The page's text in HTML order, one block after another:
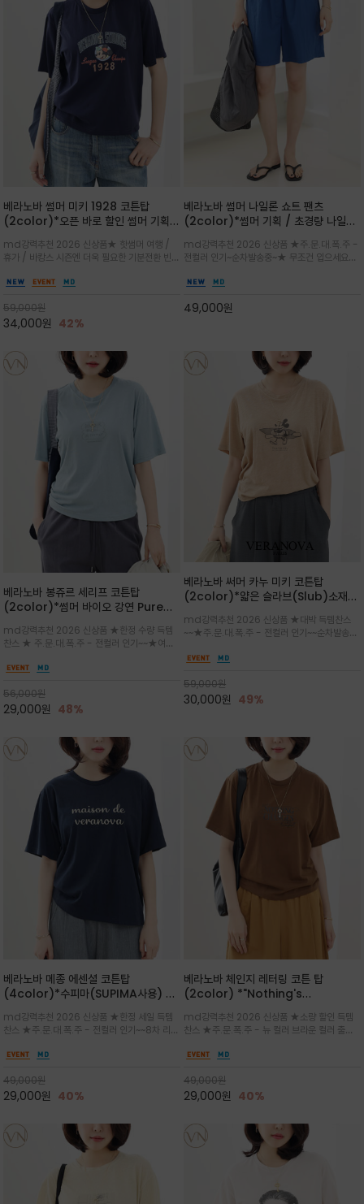
베라노바 썸머 미키 1928 코튼탑
(2color)*오픈 바로 할인 썸머 기획
★ 한정수량 제작 ★ 오가닉 코튼으로
빈티지 프린트로 여름 하의와 모두 잘어
울리는 그래픽
md강력추천 2026 신상품★ 핫썸머 여행 /
휴가 / 바캉스 시즌엔 더욱 필요한 기분전환 빈티
키 컬러 위에 빈티지한 크랙 효과의 레트로 감성
완성
59,000원
34,000원 42%
베라노바 썸머 나일론 쇼트 팬츠
(2color)*썸머 기획 / 초경량 나일론
가벼운 아이템 / 여행 / 일상 / 운동 모
두 가능한 아이템
md강력추천 2026 신상품 ★주.문.대.폭.주 -
전컬러 인기~순차발송중~★ 무조건 입으세요~~
입니다^^가볍고 드라이한 터치감의 나일론 소
룩, 모임룩, 데일리룩까지 다양하게
49,000원
베라노바 봉쥬르 세리프 코튼탑
(2color)*썸머 바이오 강연 Pure
성적인 프랑스어 수식어를 조합
md강력추천 2026 신상품 ★한정 수량 득템
찬스 ★ 주.문.대.폭.주 - 전컬러 인기~~★여름
여유로운 감성/피부에 닿는 순간 기분 좋은 청량
56,000원
29,000원 48%
베라노바 써머 카누 미키 코튼탑
(2color)*얇은 슬라브(Slub)소재
하며, 몸에 잘 달라붙지 않아 쾌적
md강력추천 2026 신상품 ★대박 득템찬스
~~★주.문.대.폭.주 - 전컬러 인기~~순차발송중
드롭숄더 핏과 부드러운 라운드넥이 편안하며, 앞
다.
59,000원
30,000원 49%
베라노바 메종 에센셜 코튼탑
(4color)*수피마(SUPIMA사용) 레
는 레터링 티셔츠
md강력추천 2026 신상품 ★한정 세일 득템
찬스 ★주.문.대.폭.주 - 전컬러 인기~~8차 리오
픽이나 컬러 조합을 통해 'Essential'한 무드를
좋은 컬러웨이와 디자인입니다^^
49,000원
29,000원 40%
베라노바 체인지 레터링 코튼 탑
(2color) *"Nothing's
도 일어나지않는것/감각적인 레터링 프
린팅이 돋보이는 베라노바 티셔츠
md강력추천 2026 신상품 ★소량 할인 득템
찬스 ★주.문.폭.주 - 뉴 컬러 브라운 컬러 출시~
무드를 만들고 기본 베이스의 컬러감이라 출근시
럽고 유연한 코튼 소재로 편안
49,000원
29,000원 40%